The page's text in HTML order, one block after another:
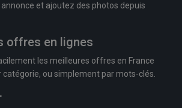
et ajoutez des photos depuis
offres en lignes
les meilleures offres en France
catégorie, ou simplement par mots-clés.